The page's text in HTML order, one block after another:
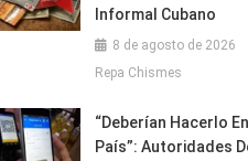
Informal Cubano
8 de agosto de 2026
Repa Chismes
“Deberían Hacerlo
País”: Autoridades